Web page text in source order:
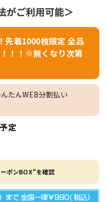
先着1000枚限定 全品
！！※無くなり次第
たんWEB分割払い
定
ポンBOX"を確認